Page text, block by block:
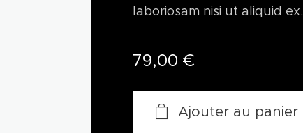
laboriosam nisi ut aliquid ex.
79,00 €
Ajouter au panier